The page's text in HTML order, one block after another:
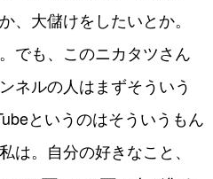
、大儲けをしたいとか。
でも、このニカタツさん
ネルの人はまずそういう
というのはそういうもん
は。自分の好きなこと、